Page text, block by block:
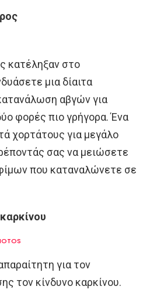
κατέληξαν στο
μια δίαιτα
αβγών για
φορές πιο γρήγορα. Ένα
χορτάτους για μεγάλο
σας να μειώσετε
που καταναλώνετε σε
για τον
τον κίνδυνο καρκίνου.